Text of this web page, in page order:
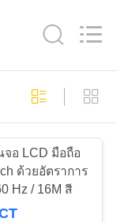
อ
จอ LCD มือถือ
ด้วยอัตราการ
Hz / 16M สี